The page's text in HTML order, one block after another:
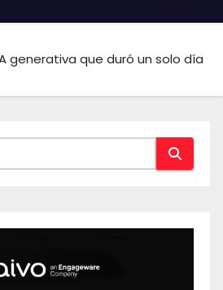
generativa que duró un solo día